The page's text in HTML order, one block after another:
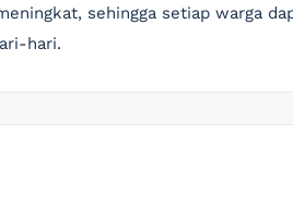
sehingga setiap warga
hari.